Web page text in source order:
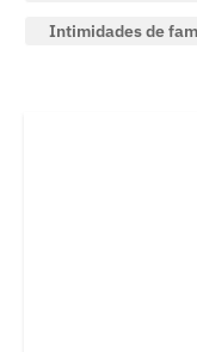
Intimidades de